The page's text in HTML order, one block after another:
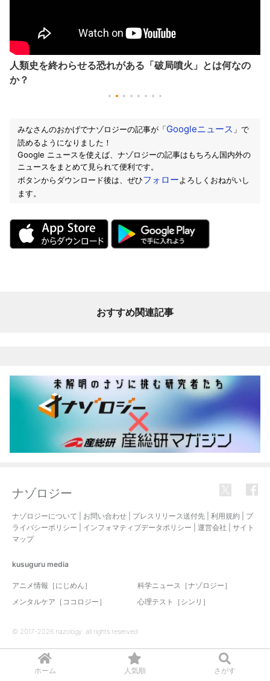
ホーム 人気順 さがす
る「破局噴火」とは何なの
地球の歴史46億年を8分
みなさんのおかげでナゾロジーの記事が「Googleニュース 」で
読めるようになりました！
Google ニュースを使えば、ナゾロジーの記事はもちろん国内外の
ニュースをまとめて見られて便利です。
ボタンからダウンロード後は、ぜひフォローよろしくおねがいし
ます。
おすすめ関連記事
ナゾロジー
ナゾロジーについて お問い合わせ プレスリリース送付先 利用規約
プ
ライバシーポリシー
インフォマティブデータポリシー 運営会社
サイト
マップ
kusuguru media
アニメ情報［にじめん］
科学ニュース［ナゾロジー］
メンタルケア［ココロジー］
心理テスト［シンリ］
© 2017-2026 nazology. all rights reserved.